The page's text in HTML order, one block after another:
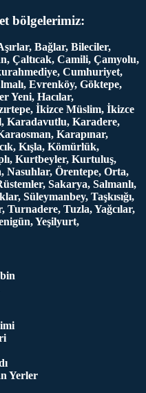
bölgelerimiz:
Bağlar, Bileciler,
Çaltıcak, Camili, Çamyolu,
Cumhuriyet,
Evrenköy, Göktepe,
Yeni, Hacılar,
İkizce Müslim, İkizce
Karadavutlu, Karadere,
Karapınar,
Kışla, Kömürlük,
Kurtbeyler, Kurtuluş,
Nasuhlar, Örentepe, Orta,
Sakarya, Salmanlı,
Süleymanbey, Taşkısığı,
Turnadere, Tuzla, Yağcılar,
Yeşilyurt,
Yerler